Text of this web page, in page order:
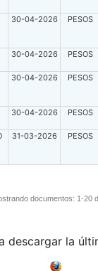
30-04-2026 PESOS
30-04-2026 PESOS
30-04-2026 PESOS
30-04-2026 PESOS
31-03-2026 PESOS
documentos: 1-20
descargar la